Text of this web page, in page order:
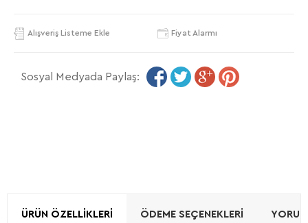
Alışveriş Listeme Ekle Fiyat Alarmı
Sosyal Medyada Paylaş:
ÜRÜN ÖZELLIKLERI ÖDEME SEÇENEKLERI